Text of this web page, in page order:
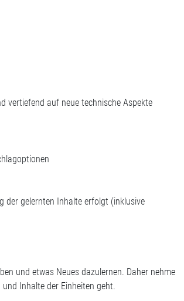
vertiefend auf neue technische Aspekte
der gelernten Inhalte erfolgt (inklusive
und etwas Neues dazulernen. Daher nehme
Inhalte der Einheiten geht.